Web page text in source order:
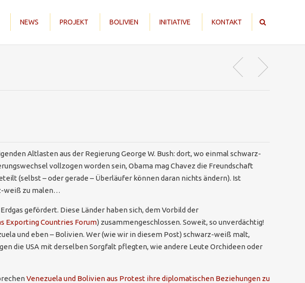
NEWS PROJEKT BOLIVIEN INITIATIVE KONTAKT
Altlasten aus der Regierung George W. Bush: dort, wo einmal schwarz-
vollzogen worden sein, Obama mag Chavez die Freundschaft
(selbst – oder gerade – Überläufer können daran nichts ändern). Ist
weiß zu malen…
gefördert. Diese Länder haben sich, dem Vorbild der
Exporting Countries Forum) zusammengeschlossen. Soweit, so unverdächtig!
und eben – Bolivien. Wer (wie wir in diesem Post) schwarz-weiß malt,
die USA mit derselben Sorgfalt pflegten, wie andere Leute Orchideen oder
Venezuela und Bolivien aus Protest ihre diplomatischen Beziehungen zu